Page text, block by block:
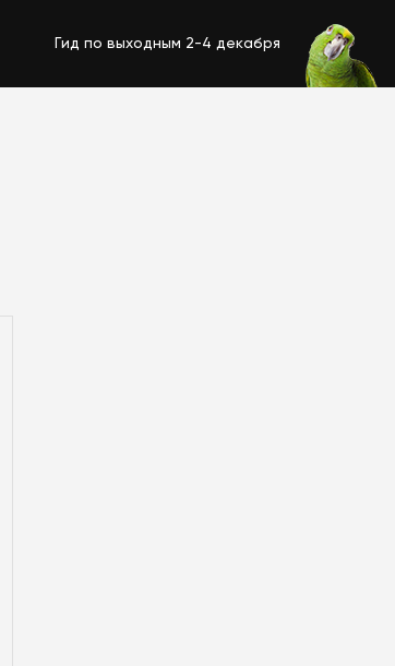
Гид по выходным 2-4 декабря